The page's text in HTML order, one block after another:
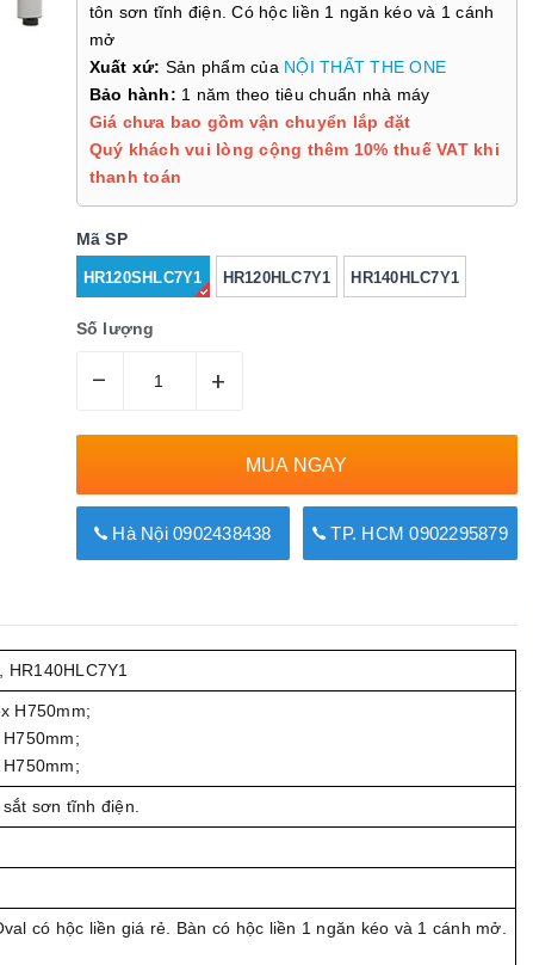
tôn sơn tĩnh điện. Có hộc liền 1 ngăn kéo và 1 cánh
mở
Xuất xứ: Sản phẩm của NỘI THẤT THE ONE
Bảo hành: 1 năm theo tiêu chuẩn nhà máy
Giá chưa bao gồm vận chuyển lắp đặt
Quý khách vui lòng cộng thêm 10% thuế VAT khi
thanh toán
Mã SP
HR120SHLC7Y1 HR120HLC7Y1 HR140HLC7Y1
Số lượng
– +
MUA NGAY
Hà Nội 0902438438 TP. HCM 0902295879
HR140HLC7Y1
H750mm;
sơn tĩnh điện.
có hộc liền giá rẻ. Bàn có hộc liền 1 ngăn kéo và 1 cánh mở.